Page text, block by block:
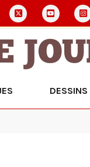
DESSINS